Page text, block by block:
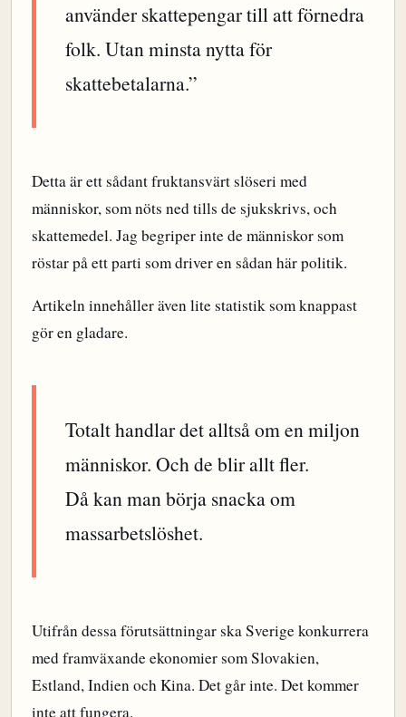
använder skattepengar till att förnedra
folk. Utan minsta nytta för
skattebetalarna.”
Detta är ett sådant fruktansvärt slöseri med
människor, som nöts ned tills de sjukskrivs, och
skattemedel. Jag begriper inte de människor som
röstar på ett parti som driver en sådan här politik.
Artikeln innehåller även lite statistik som knappast
gör en gladare.
Totalt handlar det alltså om en miljon
människor. Och de blir allt fler.
Då kan man börja snacka om
massarbetslöshet.
Utifrån dessa förutsättningar ska Sverige konkurrera
med framväxande ekonomier som Slovakien,
Estland, Indien och Kina. Det går inte. Det kommer
inte att fungera.